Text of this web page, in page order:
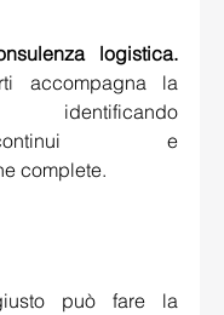
accompagna la
continui e
complete.
può fare la